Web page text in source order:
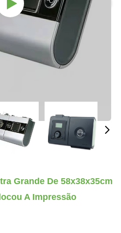
Grande De 58x38x35cm
A Impressão